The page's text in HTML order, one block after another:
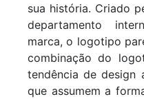
sua história. Criado
departamento
marca, o logotipo
combinação do
tendência de design
que assumem a